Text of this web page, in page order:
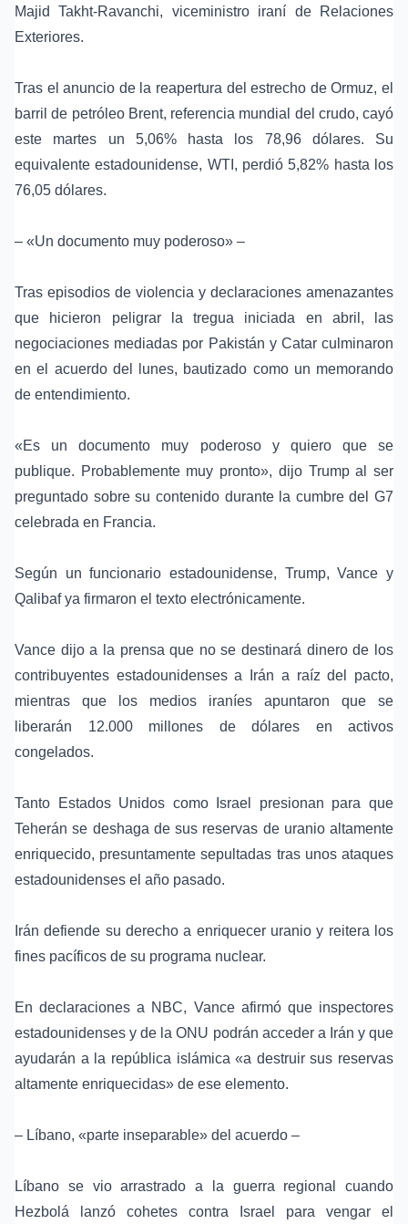
Majid Takht-Ravanchi, viceministro iraní de Relaciones
Exteriores.
Tras el anuncio de la reapertura del estrecho de Ormuz, el
barril de petróleo Brent, referencia mundial del crudo, cayó
este martes un 5,06% hasta los 78,96 dólares. Su
equivalente estadounidense, WTI, perdió 5,82% hasta los
76,05 dólares.
– «Un documento muy poderoso» –
Tras episodios de violencia y declaraciones amenazantes
que hicieron peligrar la tregua iniciada en abril, las
negociaciones mediadas por Pakistán y Catar culminaron
en el acuerdo del lunes, bautizado como un memorando
de entendimiento.
«Es un documento muy poderoso y quiero que se
publique. Probablemente muy pronto», dijo Trump al ser
preguntado sobre su contenido durante la cumbre del G7
celebrada en Francia.
Según un funcionario estadounidense, Trump, Vance y
Qalibaf ya firmaron el texto electrónicamente.
Vance dijo a la prensa que no se destinará dinero de los
contribuyentes estadounidenses a Irán a raíz del pacto,
mientras que los medios iraníes apuntaron que se
liberarán 12.000 millones de dólares en activos
congelados.
Tanto Estados Unidos como Israel presionan para que
Teherán se deshaga de sus reservas de uranio altamente
enriquecido, presuntamente sepultadas tras unos ataques
estadounidenses el año pasado.
Irán defiende su derecho a enriquecer uranio y reitera los
fines pacíficos de su programa nuclear.
En declaraciones a NBC, Vance afirmó que inspectores
estadounidenses y de la ONU podrán acceder a Irán y que
ayudarán a la república islámica «a destruir sus reservas
altamente enriquecidas» de ese elemento.
– Líbano, «parte inseparable» del acuerdo –
Líbano se vio arrastrado a la guerra regional cuando
Hezbolá lanzó cohetes contra Israel para vengar el